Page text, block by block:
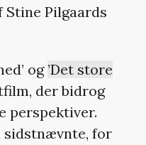
Pilgaards
og ’Det store
der bidrog
perspektiver.
for